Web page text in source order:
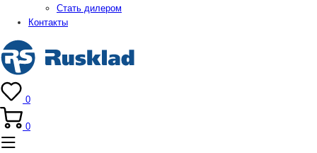
Стать дилером
Контакты
0
0